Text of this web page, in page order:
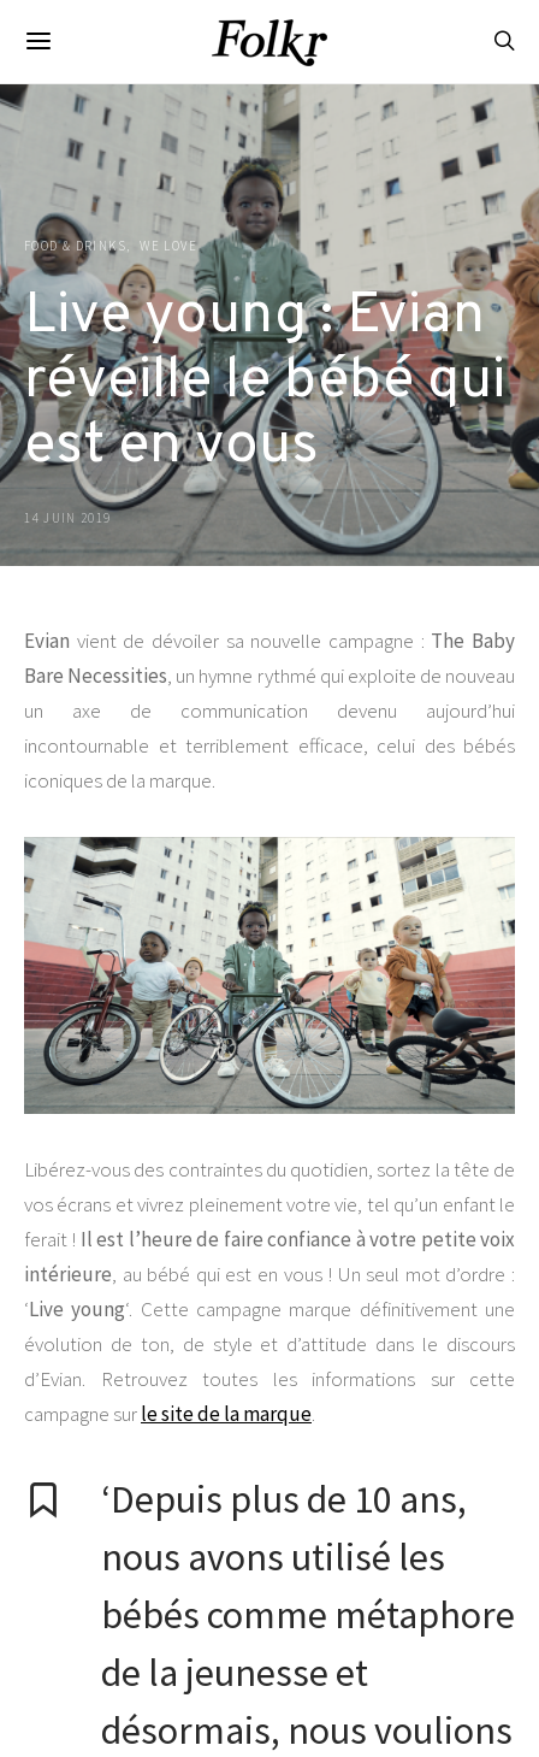
FOOD & DRINKS WE LOVE
Live young : Evian
réveille le bébé qui
est en vous
14 JUIN 2019
Evian vient de dévoiler sa nouvelle campagne : The Baby
Bare Necessities, un hymne rythmé qui exploite de nouveau
un axe de communication devenu aujourd’hui
incontournable et terriblement efficace, celui des bébés
iconiques de la marque.
Libérez-vous des contraintes du quotidien, sortez la tête de
vos écrans et vivrez pleinement votre vie, tel qu’un enfant le
ferait ! Il est l’heure de faire confiance à votre petite voix
intérieure, au bébé qui est en vous ! Un seul mot d’ordre :
‘Live young‘. Cette campagne marque définitivement une
évolution de ton, de style et d’attitude dans le discours
d’Evian. Retrouvez toutes les informations sur cette
campagne surle site de la marque.
‘Depuis plus de 10 ans,
nous avons utilisé les
bébés comme métaphore
de la jeunesse et
désormais, nous voulions